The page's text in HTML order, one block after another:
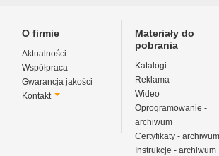
O firmie
Aktualności
Współpraca
Gwarancja jakości
Kontakt
Materiały do
pobrania
Katalogi
Reklama
Wideo
Oprogramowanie -
archiwum
Certyfikaty - archiwum
Instrukcje - archiwum